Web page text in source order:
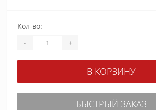
Кол-во:
- +
В КОРЗИНУ
БЫСТРЫЙ ЗАКАЗ